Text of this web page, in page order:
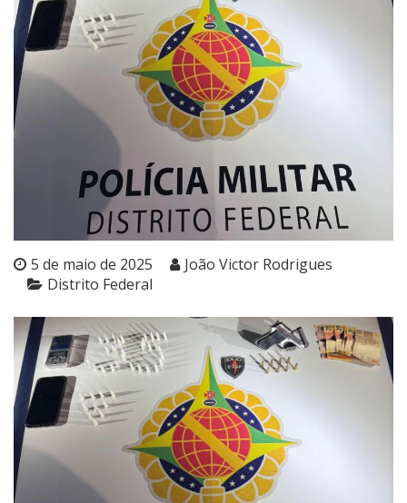
5 de maio de 2025
João Victor Rodrigues
Distrito Federal